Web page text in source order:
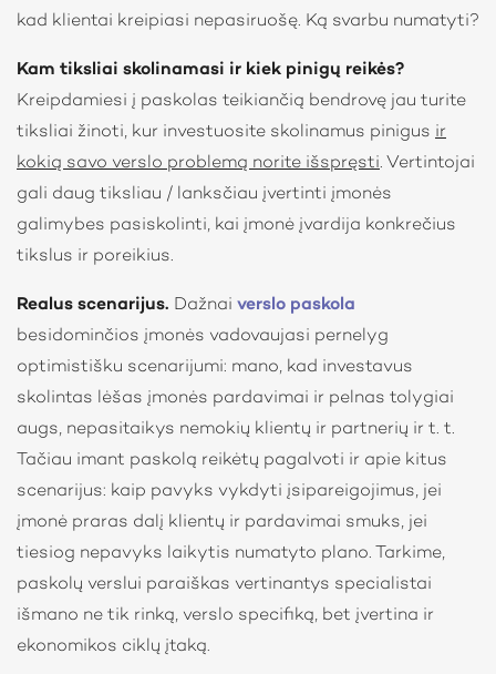
kad klientai kreipiasi nepasiruošę. Ką svarbu numatyti?
Kam tiksliai skolinamasi ir kiek pinigų reikės?
Kreipdamiesi į paskolas teikiančią bendrovę jau turite
tiksliai žinoti, kur investuosite skolinamus pinigus ir
kokią savo verslo problemą norite išspręsti. Vertintojai
gali daug tiksliau / lanksčiau įvertinti įmonės
galimybes pasiskolinti, kai įmonė įvardija konkrečius
tikslus ir poreikius.
Realus scenarijus. Dažnai verslo paskola
besidominčios įmonės vadovaujasi pernelyg
optimistišku scenarijumi: mano, kad investavus
skolintas lėšas įmonės pardavimai ir pelnas tolygiai
augs, nepasitaikys nemokių klientų ir partnerių ir t. t.
Tačiau imant paskolą reikėtų pagalvoti ir apie kitus
scenarijus: kaip pavyks vykdyti įsipareigojimus, jei
įmonė praras dalį klientų ir pardavimai smuks, jei
tiesiog nepavyks laikytis numatyto plano. Tarkime,
paskolų verslui paraiškas vertinantys specialistai
išmano ne tik rinką, verslo specifiką, bet įvertina ir
ekonomikos ciklų įtaką.